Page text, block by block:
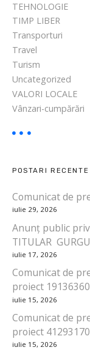
TEHNOLOGIE
TIMP LIBER
Transporturi
Travel
Turism
Uncategorized
VALORI LOCALE
Vânzari-cumpărări
POSTARI RECENTE
Comunicat de
iulie 29, 2026
Anunț public
TITULAR
iulie 17, 2026
Comunicat de
proiect
iulie 15, 2026
Comunicat de
proiect
iulie 15, 2026